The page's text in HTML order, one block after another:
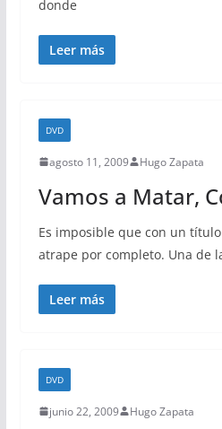
donde
Leer más
DVD
agosto 11, 2009 Hugo Zapata
Vamos a Matar,
Es imposible que con un
atrape por completo. Una de
Leer más
DVD
junio 22, 2009 Hugo Zapata